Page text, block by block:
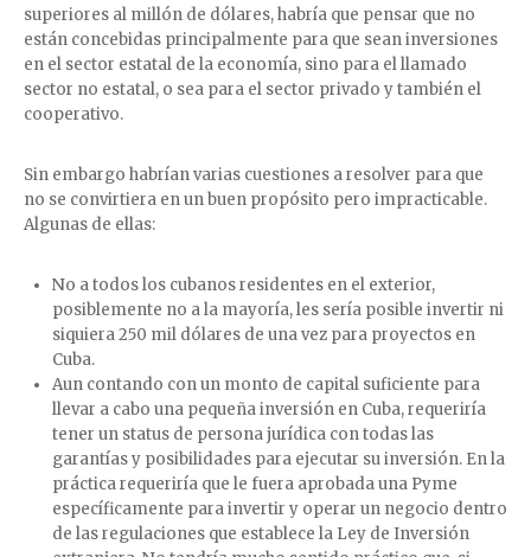
superiores al millón de dólares, habría que pensar que no
están concebidas principalmente para que sean inversiones
en el sector estatal de la economía, sino para el llamado
sector no estatal, o sea para el sector privado y también el
cooperativo.
Sin embargo habrían varias cuestiones a resolver para que
no se convirtiera en un buen propósito pero impracticable.
Algunas de ellas:
No a todos los cubanos residentes en el exterior,
posiblemente no a la mayoría, les sería posible invertir ni
siquiera 250 mil dólares de una vez para proyectos en
Cuba.
Aun contando con un monto de capital suficiente para
llevar a cabo una pequeña inversión en Cuba, requeriría
tener un status de persona jurídica con todas las
garantías y posibilidades para ejecutar su inversión. En la
práctica requeriría que le fuera aprobada una Pyme
específicamente para invertir y operar un negocio dentro
de las regulaciones que establece la Ley de Inversión